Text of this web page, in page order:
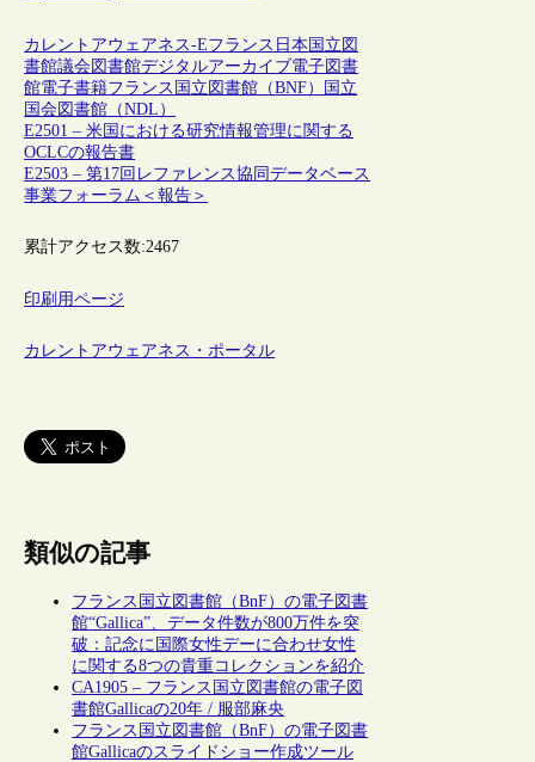
カレントアウェアネス-Eフランス 日本 国立図
書館議会図書館デジタルアーカイブ電子図書
館電子書籍フランス国立図書館（BNF）
国立
国会図書館（NDL）
E2501 – 米国における研究情報管理に関する
OCLCの報告書
E2503 – 第17回レファレンス協同データベース
事業フォーラム＜報告＞
累計アクセス数:2467
印刷用ページ
カレントアウェアネス・ポータル
類似の記事
フランス国立図書館（BnF）の電子図書
館“Gallica”、データ件数が800万件を突
破：記念に国際女性デーに合わせ女性
に関する8つの貴重コレクションを紹介
CA1905 – フランス国立図書館の電子図
書館Gallicaの20年 / 服部麻央
フランス国立図書館（BnF）の電子図書
館Gallicaのスライドショー作成ツール